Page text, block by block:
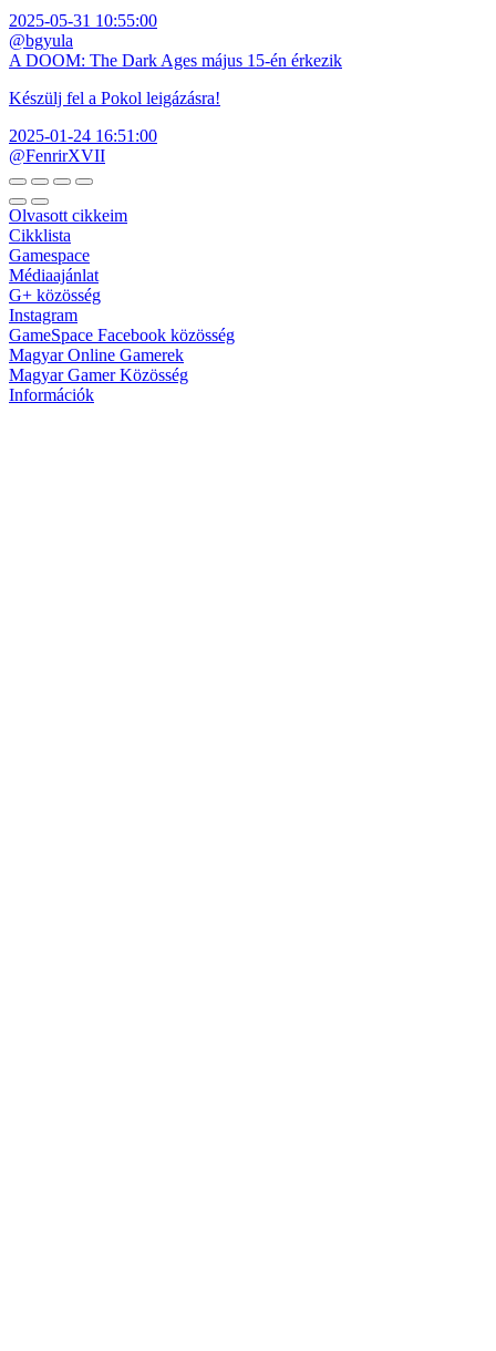
2025-05-31 10:55:00
@bgyula
A DOOM: The Dark Ages május 15-én érkezik
Készülj fel a Pokol leigázásra!
2025-01-24 16:51:00
@FenrirXVII
Olvasott cikkeim
Cikklista
Gamespace
Médiaajánlat
G+ közösség
Instagram
GameSpace Facebook közösség
Magyar Online Gamerek
Magyar Gamer Közösség
Információk